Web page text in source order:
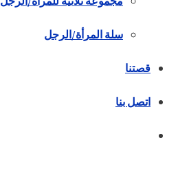
سلة المرأة/الرجل
قصتنا
اتصل بنا